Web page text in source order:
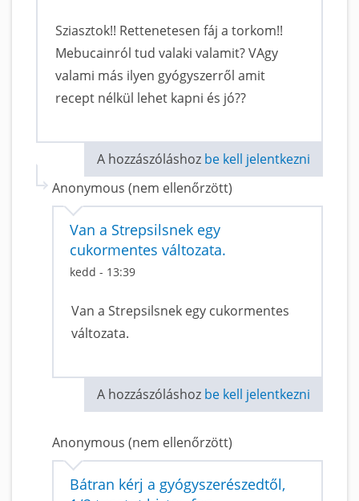
Sziasztok!! Rettenetesen fáj a torkom!!
Mebucainról tud valaki valamit? VAgy
valami más ilyen gyógyszerről amit
recept nélkül lehet kapni és jó??
A hozzászóláshoz be kell jelentkezni
Anonymous (nem ellenőrzött)
Van a Strepsilsnek egy
cukormentes változata.
kedd - 13:39
Van a Strepsilsnek egy cukormentes
változata.
A hozzászóláshoz be kell jelentkezni
Anonymous (nem ellenőrzött)
Bátran kérj a gyógyszerészedtől,